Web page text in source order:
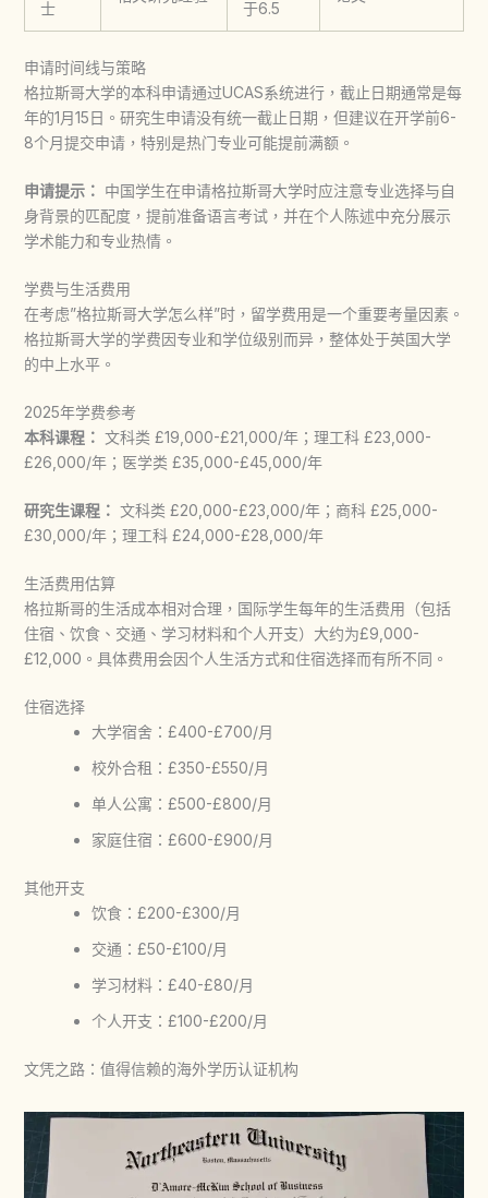
士
于6.5
申请时间线与策略
格拉斯哥大学的本科申请通过UCAS系统进行，截止日期通常是每
年的1月15日。研究生申请没有统一截止日期，但建议在开学前6-
8个月提交申请，特别是热门专业可能提前满额。
申请提示： 中国学生在申请格拉斯哥大学时应注意专业选择与自
身背景的匹配度，提前准备语言考试，并在个人陈述中充分展示
学术能力和专业热情。
学费与生活费用
在考虑”格拉斯哥大学怎么样”时，留学费用是一个重要考量因素。
格拉斯哥大学的学费因专业和学位级别而异，整体处于英国大学
的中上水平。
2025年学费参考
本科课程： 文科类 £19,000-£21,000/年；理工科 £23,000-
£26,000/年；医学类 £35,000-£45,000/年
研究生课程： 文科类 £20,000-£23,000/年；商科 £25,000-
£30,000/年；理工科 £24,000-£28,000/年
生活费用估算
格拉斯哥的生活成本相对合理，国际学生每年的生活费用（包括
住宿、饮食、交通、学习材料和个人开支）大约为£9,000-
£12,000。具体费用会因个人生活方式和住宿选择而有所不同。
住宿选择
大学宿舍：£400-£700/月
校外合租：£350-£550/月
单人公寓：£500-£800/月
家庭住宿：£600-£900/月
其他开支
饮食：£200-£300/月
交通：£50-£100/月
学习材料：£40-£80/月
个人开支：£100-£200/月
文凭之路：值得信赖的海外学历认证机构